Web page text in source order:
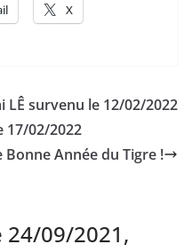
X
LÊ survenu le 12/02/2022
17/02/2022
Bonne Année du Tigre !
24/09/2021,